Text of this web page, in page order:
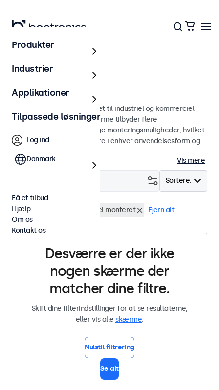
Skærme
24-tommer skærme
24 tommer skærme designet til industriel og kommerciel
brug. Vores 24-tommer skærme tilbyder flere
billedforbindelser og alsidige monteringsmuligheder, hvilket
gør dem nemme at integrere i enhver anvendelsesform og
Vis mere
Sortere:
Filter (0)
24 tommer skaerme Panel monteret Fjern alt
Desværre er der ikke
nogen skærme der
matcher dine filtre.
Skift dine filterindstillinger for at se resultaterne,
eller vis alle skærme.
Nulstil filtrering
Se alt
Produkter
Industrier
Applikationer
Tilpassede løsninger
Log ind
Danmark
Få et tilbud
Hjælp
Om os
Kontakt os